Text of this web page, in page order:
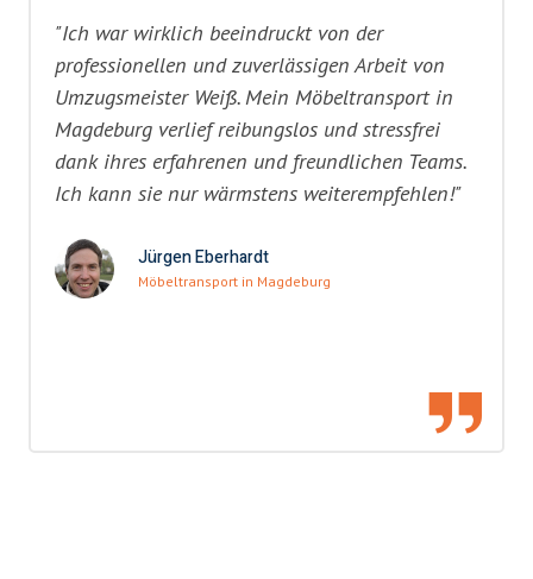
"Ich war wirklich beeindruckt von der
professionellen und zuverlässigen Arbeit von
Umzugsmeister Weiß. Mein Möbeltransport in
Magdeburg verlief reibungslos und stressfrei
dank ihres erfahrenen und freundlichen Teams.
Ich kann sie nur wärmstens weiterempfehlen!"
Jürgen Eberhardt
Möbeltransport in Magdeburg